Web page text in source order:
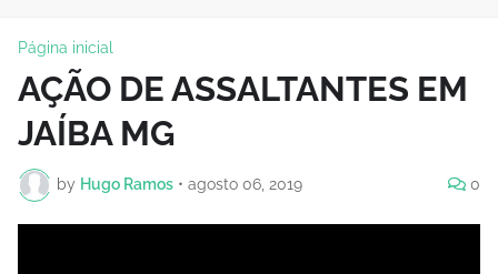
Página inicial
AÇÃO DE ASSALTANTES EM
JAÍBA MG
by Hugo Ramos • agosto 06, 2019 0